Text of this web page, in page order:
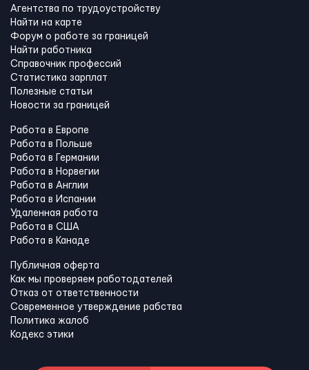
Агентства по трудоустройству
Найти на карте
Форум о работе за границей
Найти работника
Справочник профессий
Статистика зарплат
Полезные статьи
Новости за границей
Работа в Европе
Работа в Польше
Работа в Германии
Работа в Норвегии
Работа в Англии
Работа в Испании
Удаленная работа
Работа в США
Работа в Канадe
Публичная оферта
Как мы проверяем работодателей
Отказ от ответственности
Современное утверждение рабства
Политика жалоб
Кодекс этики